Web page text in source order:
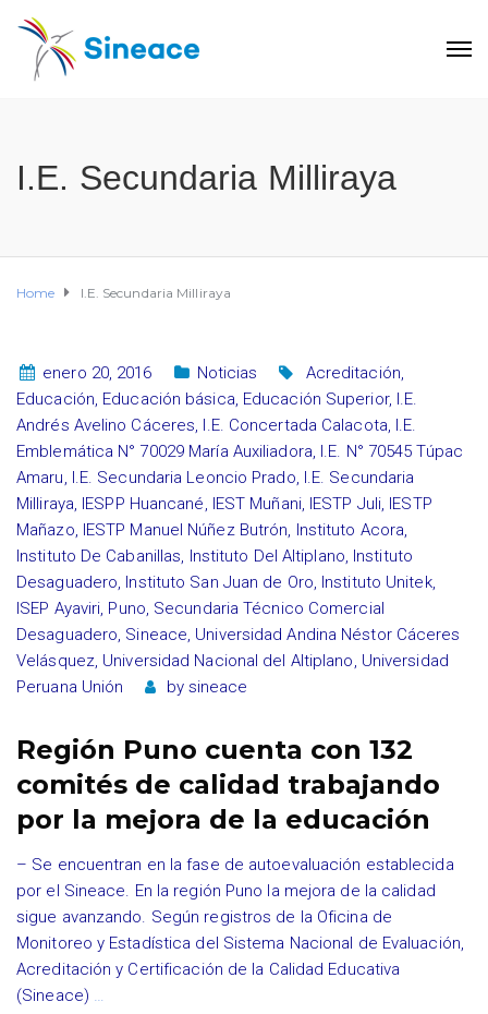
I.E. Secundaria Milliraya
Home I.E. Secundaria Milliraya
enero 20, 2016 Noticias Acreditación,
Educación, Educación básica, Educación Superior, I.E.
Andrés Avelino Cáceres, I.E. Concertada Calacota, I.E.
Emblemática N° 70029 María Auxiliadora, I.E. N° 70545 Túpac
Amaru, I.E. Secundaria Leoncio Prado, I.E. Secundaria
Milliraya, IESPP Huancané, IEST Muñani, IESTP Juli, IESTP
Mañazo, IESTP Manuel Núñez Butrón, Instituto Acora,
Instituto De Cabanillas, Instituto Del Altiplano, Instituto
Desaguadero, Instituto San Juan de Oro, Instituto Unitek,
ISEP Ayaviri, Puno, Secundaria Técnico Comercial
Desaguadero, Sineace, Universidad Andina Néstor Cáceres
Velásquez, Universidad Nacional del Altiplano, Universidad
Peruana Unión
by sineace
Región Puno cuenta con 132
comités de calidad trabajando
por la mejora de la educación
– Se encuentran en la fase de autoevaluación establecida
por el Sineace. En la región Puno la mejora de la calidad
sigue avanzando. Según registros de la Oficina de
Monitoreo y Estadística del Sistema Nacional de Evaluación,
Acreditación y Certificación de la Calidad Educativa
(Sineace) …